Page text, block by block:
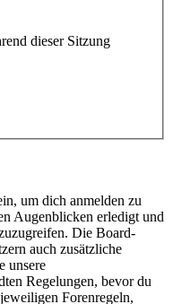
dieser Sitzung
um dich anmelden zu
Augenblicken erledigt und
Die Board-
auch zusätzliche
unsere
Regelungen, bevor du
Forenregeln,